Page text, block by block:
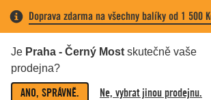
Doprava zdarma na všechny balíky od 1 500
Je Praha - Černý Most skutečně vaše
prodejna?
ANO, SPRÁVNĚ. Ne, vybrat jinou prodejnu.